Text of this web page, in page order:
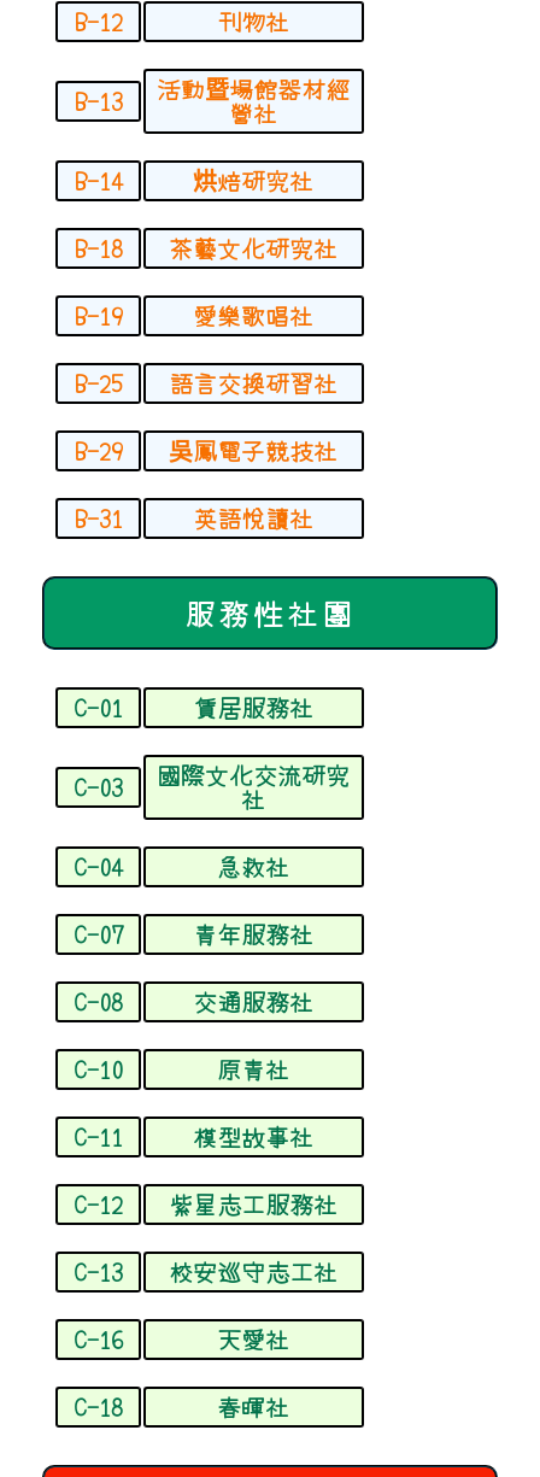
B-12 刊物社
B-13 活動暨場館器材經
營社
B-14
烘焙研究社
B-18
茶藝文化研究社
B-19
愛樂歌唱社
B-25
語言交換研習社
B-29
吳鳳電子競技社
B-31
英語悅讀社
服務性社團
C-01 賃居服務社
C-03 國際文化交流研究
社
C-04
急救社
C-07
青年服務社
C-08
交通服務社
C-10
原青社
C-11
模型故事社
C-12
紫星志工服務社
C-13
校安巡守志工社
C-16
天愛社
C-18
春暉社